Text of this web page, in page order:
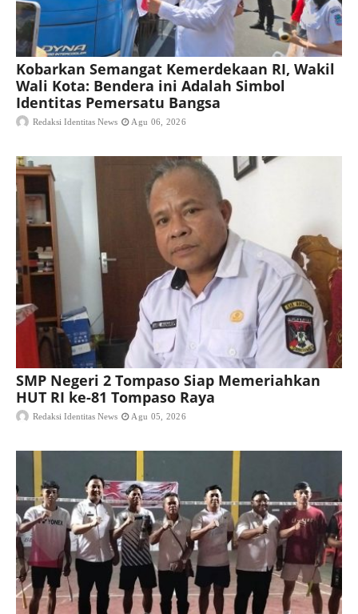
Kobarkan Semangat Kemerdekaan RI, Wakil
Wali Kota: Bendera ini Adalah Simbol
Identitas Pemersatu Bangsa
Redaksi Identitas News Agu 06, 2026
SMP Negeri 2 Tompaso Siap Memeriahkan
HUT RI ke-81 Tompaso Raya
Redaksi Identitas News Agu 05, 2026